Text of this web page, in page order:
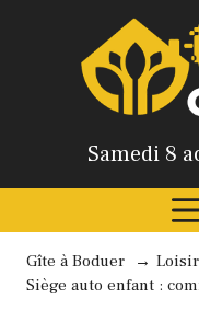
Samedi 8
Gîte à Boduer
Siège auto enfant :